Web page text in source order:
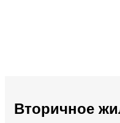
Вторичное